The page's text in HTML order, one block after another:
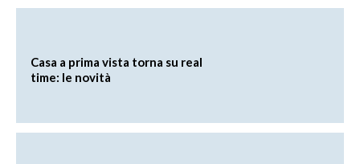
Casa a prima vista torna su real
time: le novità